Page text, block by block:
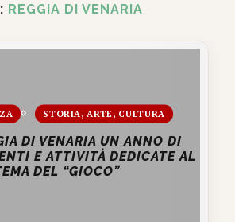
REGGIA DI VENARIA
STORIA, ARTE, CULTURA
DI VENARIA UN ANNO DI
E ATTIVITÀ DEDICATE AL
DEL “GIOCO”